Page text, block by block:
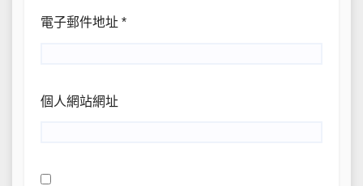
電子郵件地址 *
個人網站網址